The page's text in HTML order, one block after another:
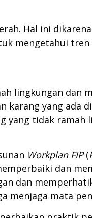
Hal ini
mengetahui
lingkungan dan
karang yang ada
yang tidak ramah
Workplan FIP(
dan
dan
menjaga mata